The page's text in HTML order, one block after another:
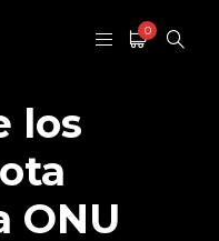
0
los
ONU